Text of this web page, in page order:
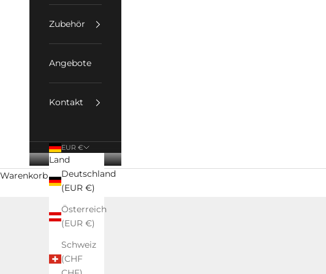
Zubehör
Angebote
Kontakt
EUR €
Land
Deutschland
(EUR €)
Österreich
(EUR €)
Schweiz
(CHF
Warenkorb